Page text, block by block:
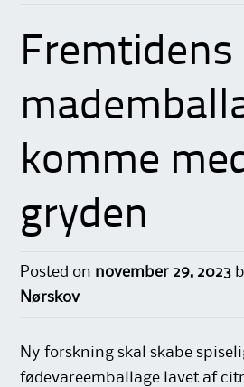
Fremtidens
komme
gryden
Posted on november 29, 2023
Nørskov
Ny forskning skal skabe
fødevareemballage lavet af